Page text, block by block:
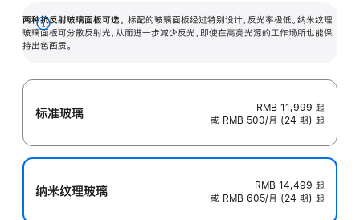
两种抗反射玻璃面板可选。 标配的玻璃面板经过特别设计，反光率极低。纳米纹理
玻璃面板可分散反射光，从而进一步减少反光，即使在高亮光源的工作场所也能保
持出色画质。
展
开
标准玻璃 RMB 11,999 起
或 RMB 500/月 (24 期) 起
纳米纹理玻璃 RMB 14,499 起
或 RMB 605/月 (24 期) 起